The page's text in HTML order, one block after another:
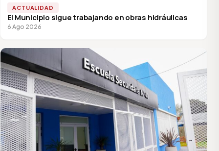
ACTUALIDAD
El Municipio sigue trabajando en obras hidráulicas
6 Ago 2026